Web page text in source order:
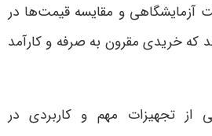
آزمایشگاهی و مقایسه قیمت‌ها در
که خریدی مقرون به صرفه و کارآمد
از تجهیزات مهم و کاربردی در